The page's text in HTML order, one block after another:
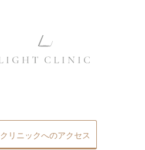
クリニックへのアクセス